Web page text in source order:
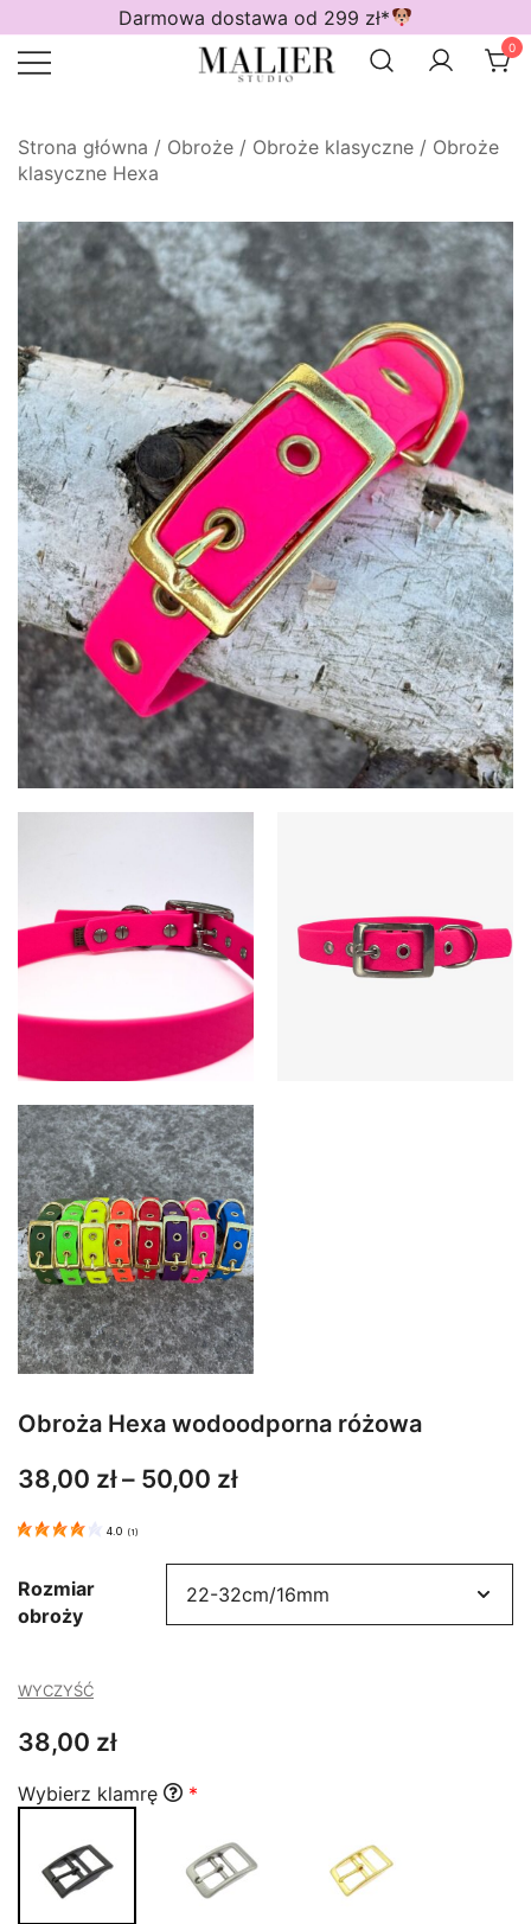
do
treści
Darmowa dostawa od 299 zł*
0
Strona główna / Obroże / Obroże klasyczne / Obroże
klasyczne Hexa
Obroża Hexa wodoodporna różowa
38,00 zł – 50,00 złZakres
38,00 zł
do
4.0 (1)
Rozmiar
obroży
WYCZYŚĆ
38,00 zł
Wybierz klamrę *